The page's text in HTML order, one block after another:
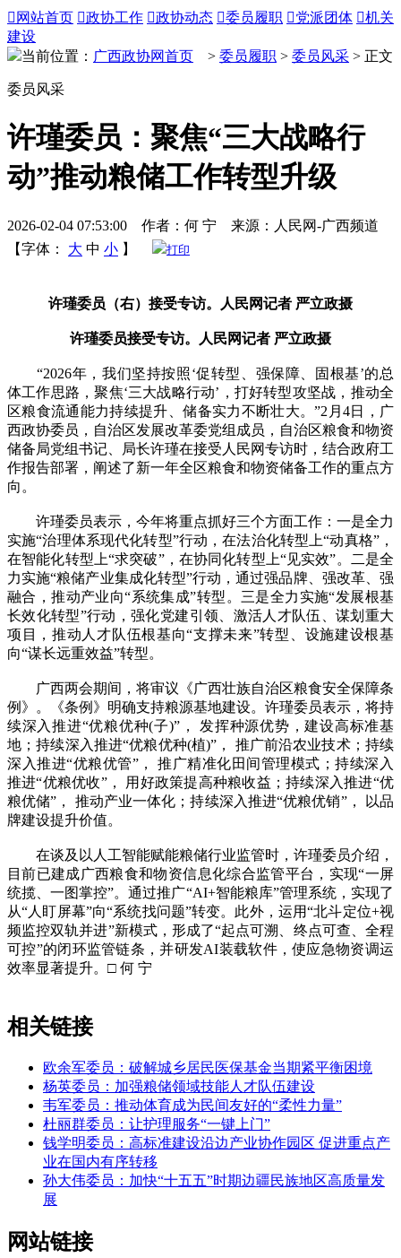
 网站首页 政协工作 政协动态 委员履职 党派团体 机关
建设
当前位置： 广西政协网首页 > 委员履职 > 委员风采 > 正文
委员风采
许瑾委员：聚焦“三大战略行
动”推动粮储工作转型升级
2026-02-04 07:53:00 作者：何 宁 来源：人民网-广西频道
【字体：
大 中 小 】 打印
许瑾委员（右）接受专访。人民网记者 严立政摄
许瑾委员接受专访。人民网记者 严立政摄
“2026年，我们坚持按照‘促转型、强保障、固根基’的总
体工作思路，聚焦‘三大战略行动’，打好转型攻坚战，推动全
区粮食流通能力持续提升、储备实力不断壮大。”2月4日，广
西政协委员，自治区发展改革委党组成员，自治区粮食和物资
储备局党组书记、局长许瑾在接受人民网专访时，结合政府工
作报告部署，阐述了新一年全区粮食和物资储备工作的重点方
向。
许瑾委员表示，今年将重点抓好三个方面工作：一是全力
实施“治理体系现代化转型”行动，在法治化转型上“动真格”，
在智能化转型上“求突破”，在协同化转型上“见实效”。二是全
力实施“粮储产业集成化转型”行动，通过强品牌、强改革、强
融合，推动产业向“系统集成”转型。三是全力实施“发展根基
长效化转型”行动，强化党建引领、激活人才队伍、谋划重大
项目，推动人才队伍根基向“支撑未来”转型、设施建设根基
向“谋长远重效益”转型。
广西两会期间，将审议《广西壮族自治区粮食安全保障条
例》。《条例》明确支持粮源基地建设。许瑾委员表示，将持
续深入推进“优粮优种(子)”， 发挥种源优势，建设高标准基
地；持续深入推进“优粮优种(植)”， 推广前沿农业技术；持续
深入推进“优粮优管”， 推广精准化田间管理模式；持续深入
推进“优粮优收”， 用好政策提高种粮收益；持续深入推进“优
粮优储”， 推动产业一体化；持续深入推进“优粮优销”， 以品
牌建设提升价值。
在谈及以人工智能赋能粮储行业监管时，许瑾委员介绍，
目前已建成广西粮食和物资信息化综合监管平台，实现“一屏
统揽、一图掌控”。通过推广“AI+智能粮库”管理系统，实现了
从“人盯屏幕”向“系统找问题”转变。此外，运用“北斗定位+视
频监控双轨并进”新模式，形成了“起点可溯、终点可查、全程
可控”的闭环监管链条，并研发AI装载软件，使应急物资调运
效率显著提升。□ 何 宁
相关链接
欧余军委员：破解城乡居民医保基金当期紧平衡困境
杨英委员：加强粮储领域技能人才队伍建设
韦军委员：推动体育成为民间友好的“柔性力量”
杜丽群委员：让护理服务“一键上门”
钱学明委员：高标准建设沿边产业协作园区 促进重点产
业在国内有序转移
孙大伟委员：加快“十五五”时期边疆民族地区高质量发
展
网站链接